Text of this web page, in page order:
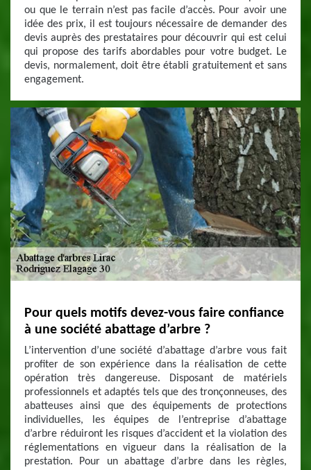
ou que le terrain n’est pas facile d’accès. Pour avoir une
idée des prix, il est toujours nécessaire de demander des
devis auprès des prestataires pour découvrir qui est celui
qui propose des tarifs abordables pour votre budget. Le
devis, normalement, doit être établi gratuitement et sans
engagement.
Pour quels motifs devez-vous faire confiance
à une société abattage d’arbre ?
L’intervention d’une société d’abattage d’arbre vous fait
profiter de son expérience dans la réalisation de cette
opération très dangereuse. Disposant de matériels
professionnels et adaptés tels que des tronçonneuses, des
abatteuses ainsi que des équipements de protections
individuelles, les équipes de l’entreprise d’abattage
d’arbre réduiront les risques d’accident et la violation des
réglementations en vigueur dans la réalisation de la
prestation. Pour un abattage d’arbre dans les règles,